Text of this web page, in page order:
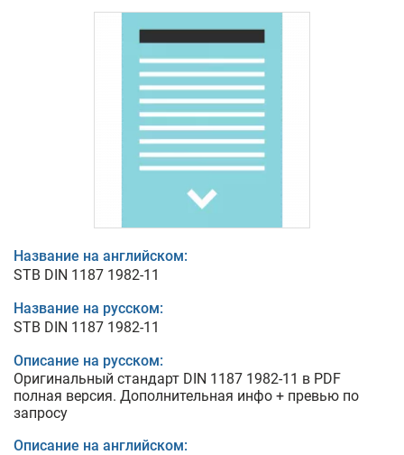
Название на английском:
STB DIN 1187 1982-11
Название на русском:
STB DIN 1187 1982-11
Описание на русском:
Оригинальный стандарт DIN 1187 1982-11 в PDF
полная версия. Дополнительная инфо + превью по
запросу
Описание на английском: